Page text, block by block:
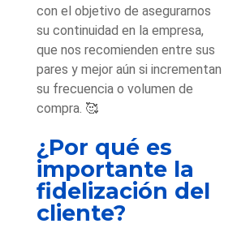
con el objetivo de asegurarnos
su continuidad en la empresa,
que nos recomienden entre sus
pares y mejor aún si incrementan
su frecuencia o volumen de
compra. 🥰
¿Por qué es
importante la
fidelización del
cliente?